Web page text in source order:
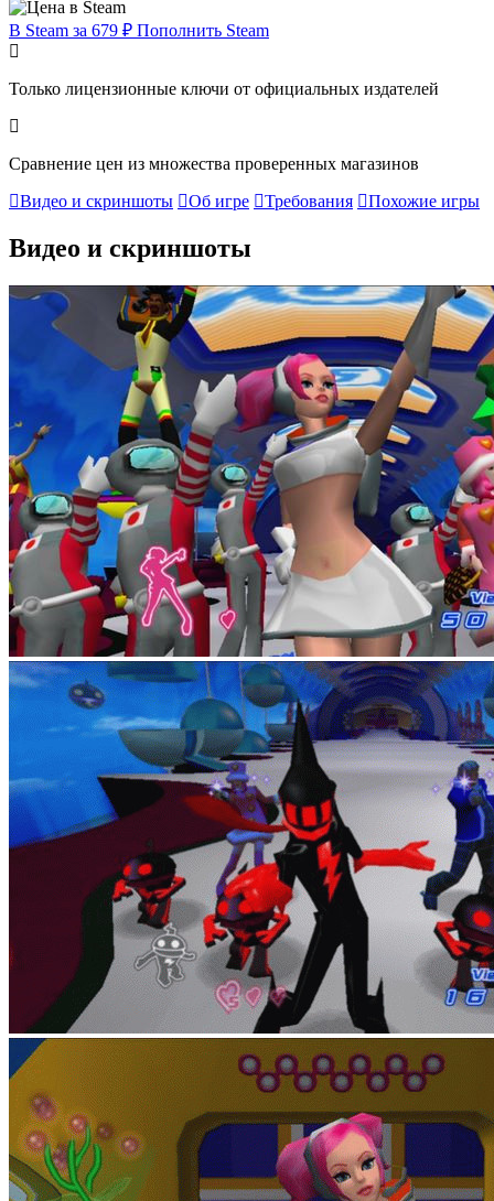
В Steam за 679 ₽ Пополнить Steam
Только лицензионные ключи от официальных издателей
Сравнение цен из множества проверенных магазинов
Видео и скриншоты
Об игре Требования Похожие игры
Видео и скриншоты